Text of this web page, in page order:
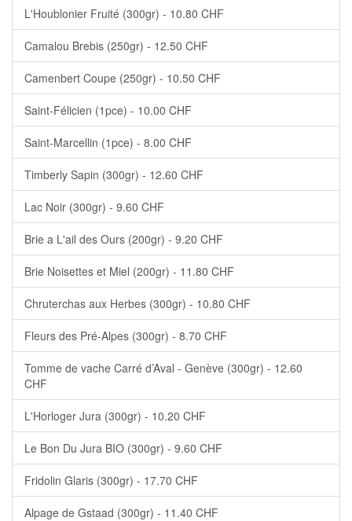
L'Houblonier Fruité (300gr) - 10.80 CHF
Camalou Brebis (250gr) - 12.50 CHF
Camenbert Coupe (250gr) - 10.50 CHF
Saint-Félicien (1pce) - 10.00 CHF
Saint-Marcellin (1pce) - 8.00 CHF
Timberly Sapin (300gr) - 12.60 CHF
Lac Noir (300gr) - 9.60 CHF
Brie a L'ail des Ours (200gr) - 9.20 CHF
Brie Noisettes et Miel (200gr) - 11.80 CHF
Chruterchas aux Herbes (300gr) - 10.80 CHF
Fleurs des Pré-Alpes (300gr) - 8.70 CHF
Tomme de vache Carré d’Aval - Genève (300gr) - 12.60
CHF
L'Horloger Jura (300gr) - 10.20 CHF
Le Bon Du Jura BIO (300gr) - 9.60 CHF
Fridolin Glaris (300gr) - 17.70 CHF
Alpage de Gstaad (300gr) - 11.40 CHF